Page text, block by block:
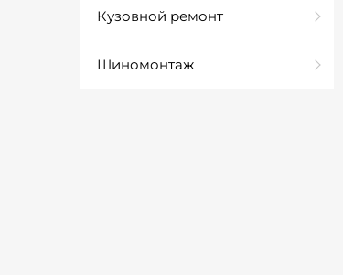
Кузовной ремонт
Шиномонтаж